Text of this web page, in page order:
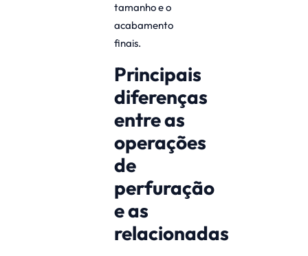
tamanho e o
acabamento
finais.
Principais
diferenças
entre as
operações
de
perfuração
e as
relacionadas